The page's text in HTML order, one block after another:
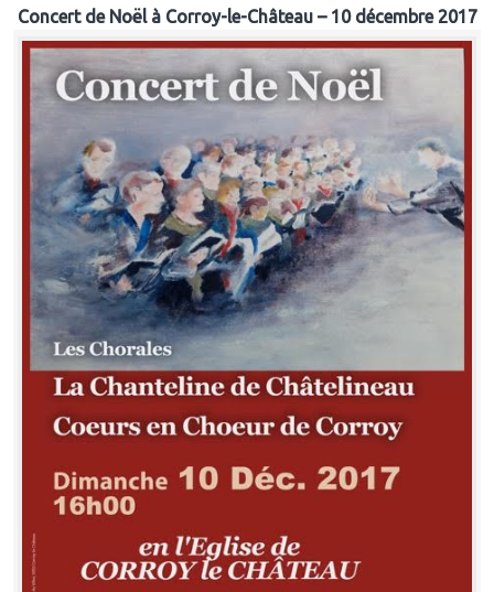
Concert de Noël à Corroy-le-Château – 10 décembre 2017